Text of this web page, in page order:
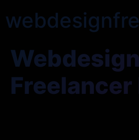
Webdesign
Freelancer